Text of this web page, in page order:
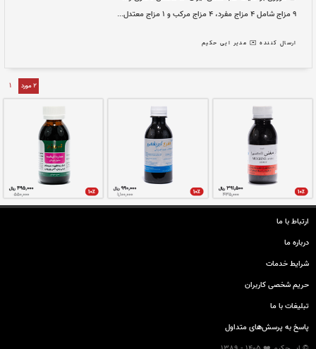
ایران
ارتباط با ما
درباره ما
شرایط خدمات
حريم شخصی كاربران
تبليغات با ما
پاسخ به پرسش‌های متداول